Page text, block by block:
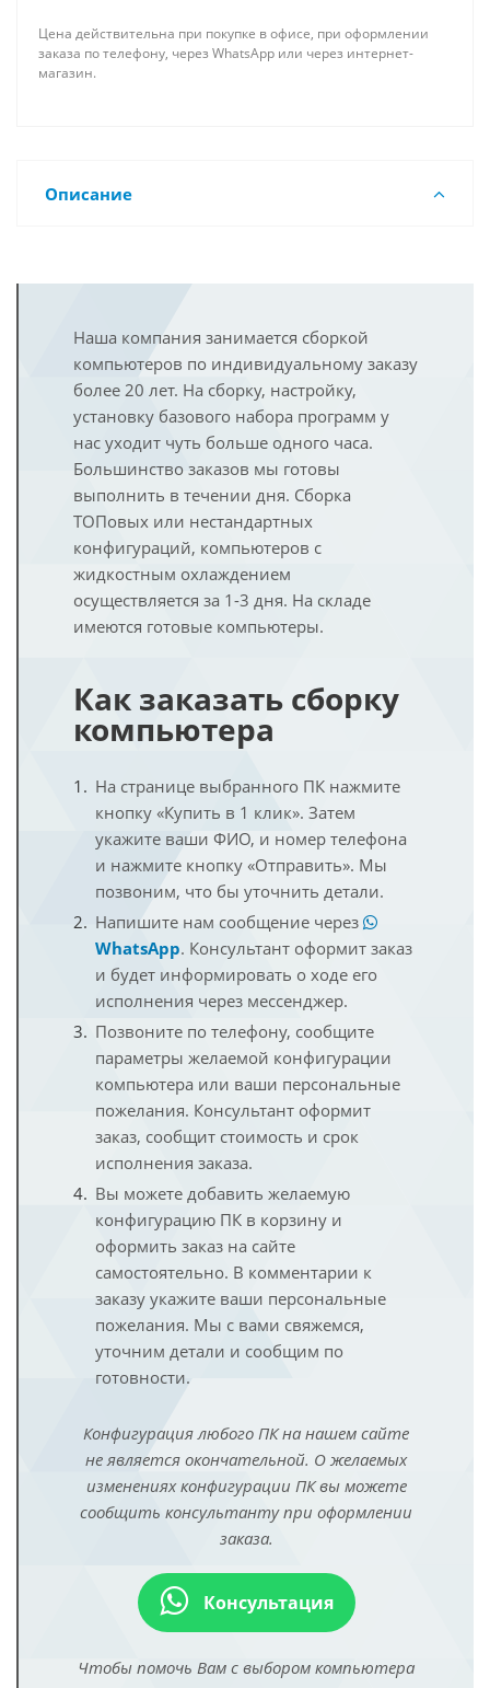
Цена действительна при покупке в офисе, при оформлении
заказа по телефону, через WhatsApp или через интернет-
магазин.
Описание
Наша компания занимается сборкой
компьютеров по индивидуальному заказу
более 20 лет. На сборку, настройку,
установку базового набора программ у
нас уходит чуть больше одного часа.
Большинство заказов мы готовы
выполнить в течении дня. Сборка
ТОПовых или нестандартных
конфигураций, компьютеров с
жидкостным охлаждением
осуществляется за 1-3 дня. На складе
имеются готовые компьютеры.
Как заказать сборку
компьютера
На странице выбранного ПК нажмите
кнопку «Купить в 1 клик». Затем
укажите ваши ФИО, и номер телефона
и нажмите кнопку «Отправить». Мы
позвоним, что бы уточнить детали.
Напишите нам сообщение через
WhatsApp. Консультант оформит заказ
и будет информировать о ходе его
исполнения через мессенджер.
Позвоните по телефону, сообщите
параметры желаемой конфигурации
компьютера или ваши персональные
пожелания. Консультант оформит
заказ, сообщит стоимость и срок
исполнения заказа.
Вы можете добавить желаемую
конфигурацию ПК в корзину и
оформить заказ на сайте
самостоятельно. В комментарии к
заказу укажите ваши персональные
пожелания. Мы с вами свяжемся,
уточним детали и сообщим по
готовности.
Конфигурация любого ПК на нашем сайте
не является окончательной. О желаемых
изменениях конфигурации ПК вы можете
сообщить консультанту при оформлении
заказа.
Консультация
Чтобы помочь Вам с выбором компьютера